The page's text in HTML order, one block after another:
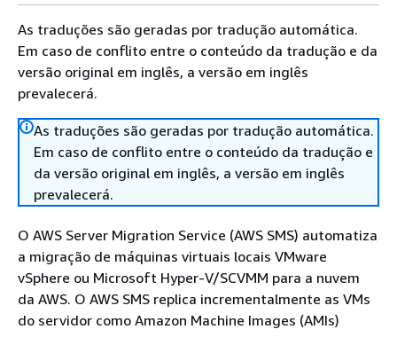
As traduções são geradas por tradução automática.
Em caso de conflito entre o conteúdo da tradução e da
versão original em inglês, a versão em inglês
prevalecerá.
As traduções são geradas por tradução automática.
Em caso de conflito entre o conteúdo da tradução e
da versão original em inglês, a versão em inglês
prevalecerá.
O AWS Server Migration Service (AWS SMS) automatiza
a migração de máquinas virtuais locais VMware
vSphere ou Microsoft Hyper-V/SCVMM para a nuvem
da AWS. O AWS SMS replica incrementalmente as VMs
do servidor como Amazon Machine Images (AMIs)